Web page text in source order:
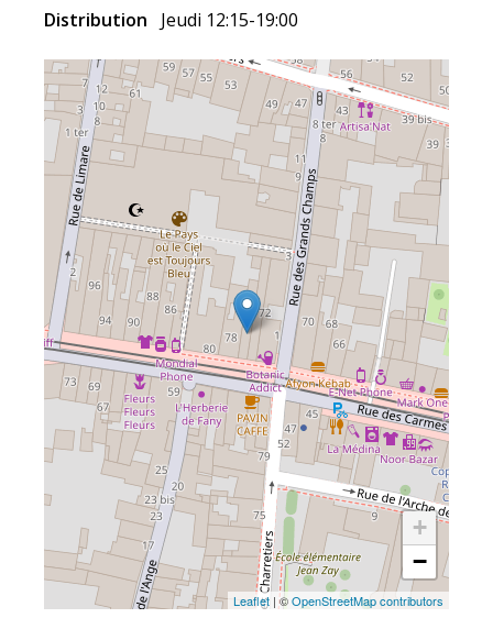
Distribution Jeudi 12:15-19:00
+
−
Leaflet | ©OpenStreetMap contributors